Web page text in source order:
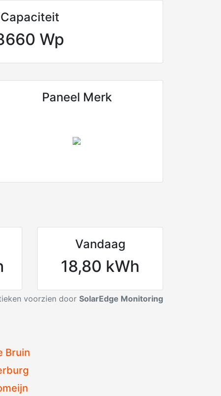
Capaciteit
Wp
Paneel Merk
Vandaag
18,80 kWh
voorzien door SolarEdge Monitoring
Bruin